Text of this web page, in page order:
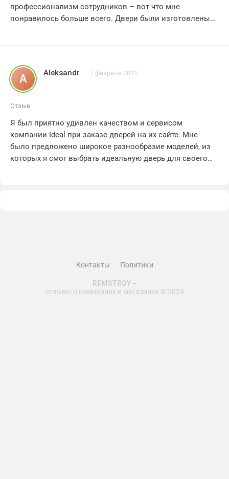
профессионализм сотрудников – вот что мне
понравилось больше всего. Двери были изготовлены
Большое спасибо компании IDEAL за отличное
обслуживание! Рекомендую всем!
A Aleksandr 7 февраля 2021
Отзыв
Я был приятно удивлен качеством и сервисом
компании Ideal при заказе дверей на их сайте. Мне
было предложено широкое разнообразие моделей, из
которых я смог выбрать идеальную дверь для своего
Контакты Политики
REMSTROY–
отзывы о компаниях и магазинах © 2024